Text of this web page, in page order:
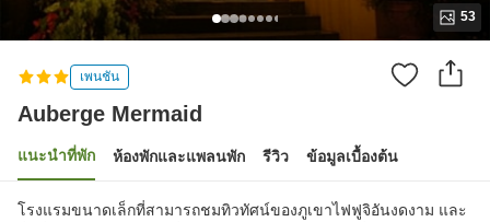
53
เพนชัน
Auberge Mermaid
แนะนำที่พัก ห้องพักและแพลนพัก รีวิว ข้อมูลเบื้องต้น
โรงแรมขนาดเล็กที่สามารถชมทิวทัศน์ของภูเขาไฟฟูจิอันงดงาม และ